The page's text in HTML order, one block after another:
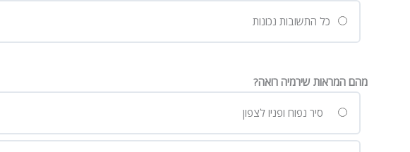
כל התשובות נכונות
מהם המראות שירמיה רואה?
סיר נפוח ופניו לצפון